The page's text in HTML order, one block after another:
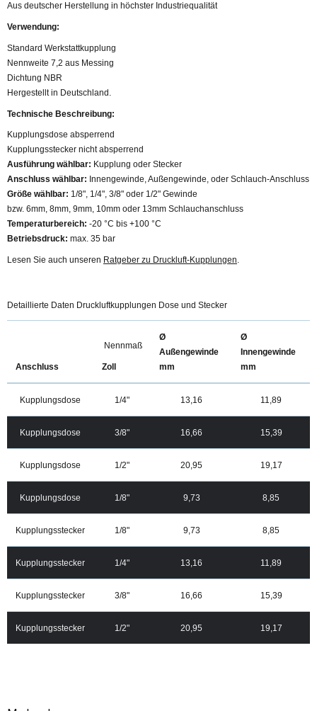
Aus deutscher Herstellung in höchster Industriequalität
Verwendung:
Standard Werkstattkupplung
Nennweite 7,2 aus Messing
Dichtung NBR
Hergestellt in Deutschland.
Technische Beschreibung:
Kupplungsdose absperrend
Kupplungsstecker nicht absperrend
Ausführung wählbar: Kupplung oder Stecker
Anschluss wählbar: Innengewinde, Außengewinde, oder Schlauch-Anschluss
Größe wählbar: 1/8", 1/4", 3/8" oder 1/2" Gewinde
bzw. 6mm, 8mm, 9mm, 10mm oder 13mm Schlauchanschluss
Temperaturbereich: -20 °C bis +100 °C
Betriebsdruck: max. 35 bar
Lesen Sie auch unseren Ratgeber zu Druckluft-Kupplungen.
Detaillierte Daten Druckluftkupplungen Dose und Stecker
Anschluss
Nennmaß
Zoll
Ø
Außengewinde
mm
Ø
Innengewinde
mm
Kupplungsdose 1/4" 13,16 11,89
Kupplungsdose 3/8" 16,66 15,39
Kupplungsdose 1/2" 20,95 19,17
Kupplungsdose 1/8" 9,73 8,85
Kupplungsstecker 1/8" 9,73 8,85
Kupplungsstecker 1/4" 13,16 11,89
Kupplungsstecker 3/8" 16,66 15,39
Kupplungsstecker 1/2" 20,95 19,17